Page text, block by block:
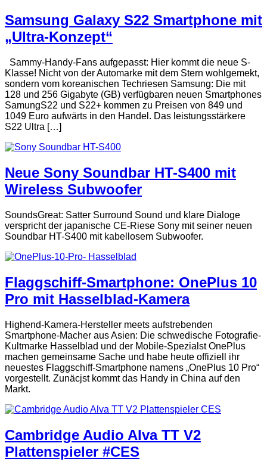
Samsung Galaxy S22 Smartphone mit
„Ultra-Konzept“
Sammy-Handy-Fans aufgepasst: Hier kommt die neue S-
Klasse! Nicht von der Automarke mit dem Stern wohlgemekt,
sondern vom koreanischen Techriesen Samsung: Die mit
128 und 256 Gigabyte (GB) verfügbaren neuen Smartphones
SamungS22 und S22+ kommen zu Preisen von 849 und
1049 Euro aufwärts in den Handel. Das leistungsstärkere
S22 Ultra […]
Neue Sony Soundbar HT-S400 mit
Wireless Subwoofer
SoundsGreat: Satter Surround Sound und klare Dialoge
verspricht der japanische CE-Riese Sony mit seiner neuen
Soundbar HT-S400 mit kabellosem Subwoofer.
Flaggschiff-Smartphone: OnePlus 10
Pro mit Hasselblad-Kamera
Highend-Kamera-Hersteller meets aufstrebenden
Smartphone-Macher aus Asien: Die schwedische Fotografie-
Kultmarke Hasselblad und der Mobile-Spezialst OnePlus
machen gemeinsame Sache und habe heute offiziell ihr
neuestes Flaggschiff-Smartphone namens „OnePlus 10 Pro“
vorgestellt. Zunäcjst kommt das Handy in China auf den
Markt.
Cambridge Audio Alva TT V2
Plattenspieler #CES